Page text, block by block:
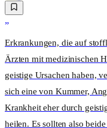
„
Erkrankungen, die auf
Ärzten mit medizinischen
geistige Ursachen haben,
sich eine von Kummer,
Krankheit eher durch
heilen. Es sollten also